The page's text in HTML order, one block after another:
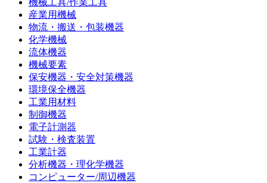
機械工具/作業工具
産業用機械
物流・搬送・包装機器
化学機械
流体機器
機械要素
保安機器・安全対策機器
環境保全機器
工業用材料
制御機器
電子計測器
試験・検査装置
工業計器
分析機器・理化学機器
コンピューター/周辺機器